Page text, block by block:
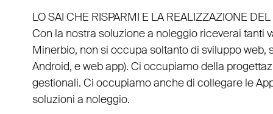
LO SAI CHE RISPARMI E LA REALIZZAZIONE
Con la nostra soluzione a noleggio riceverai tanti
Minerbio, non si occupa soltanto di sviluppo web,
Android, eweb app). Ci occupiamo della
gestionali. Ci occupiamo anche di collegarele
soluzioni a noleggio.